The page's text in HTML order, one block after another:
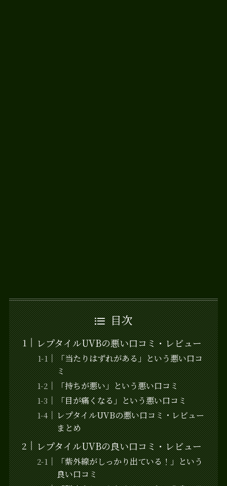
目次
レプタイルUVBの悪い口コミ・レビュー
「当たりはずれがある」という悪い口コ
ミ
「持ちが悪い」という悪い口コミ
「目が痛くなる」という悪い口コミ
レプタイルUVBの悪い口コミ・レビュー
まとめ
レプタイルUVBの良い口コミ・レビュー
「紫外線がしっかり出ている！」という
良い口コミ